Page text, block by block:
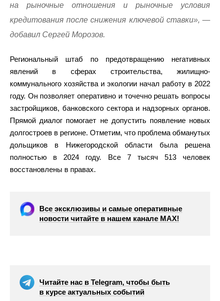
на рыночные отношения и рыночные условия
кредитования после снижения ключевой ставки», —
добавил Сергей Морозов.
Региональный штаб по предотвращению негативных
явлений в сферах строительства, жилищно-
коммунального хозяйства и экологии начал работу в 2022
году. Он позволяет оперативно и точечно решать вопросы
застройщиков, банковского сектора и надзорных органов.
Прямой диалог помогает не допустить появление новых
долгостроев в регионе. Отметим, что проблема обманутых
дольщиков в Нижегородской области была решена
полностью в 2024 году. Все 7 тысяч 513 человек
восстановлены в правах.
Все эксклюзивы и самые оперативные
новости читайте в нашем канале МАХ!
Читайте нас в Telegram, чтобы быть
в курсе актуальных событий